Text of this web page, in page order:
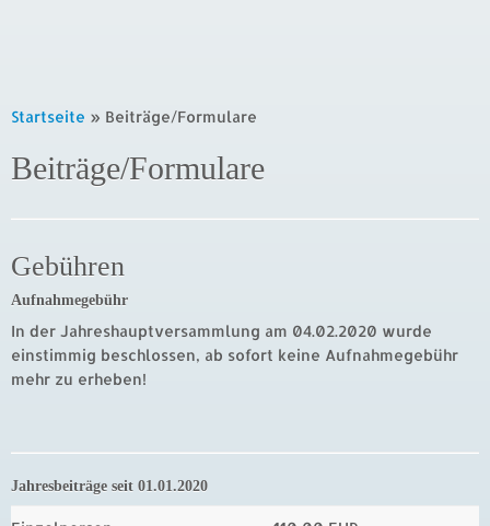
Startseite » Beiträge/Formulare
Beiträge/Formulare
Gebühren
Aufnahmegebühr
In der Jahreshauptversammlung am 04.02.2020 wurde
einstimmig beschlossen, ab sofort keine Aufnahmegebühr
mehr zu erheben!
Jahresbeiträge seit 01.01.2020